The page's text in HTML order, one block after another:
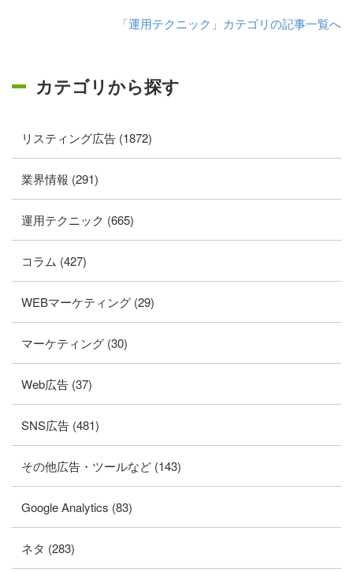
「運用テクニック」カテゴリの記事一覧へ
カテゴリから探す
リスティング広告 (1872)
業界情報 (291)
運用テクニック (665)
コラム (427)
WEBマーケティング (29)
マーケティング (30)
Web広告 (37)
SNS広告 (481)
その他広告・ツールなど (143)
Google Analytics (83)
ネタ (283)